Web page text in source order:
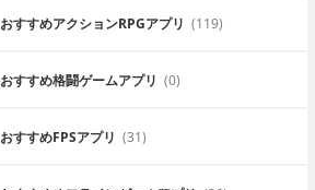
おすすめアクションRPGアプリ (119)
おすすめ格闘ゲームアプリ (0)
おすすめFPSアプリ (31)